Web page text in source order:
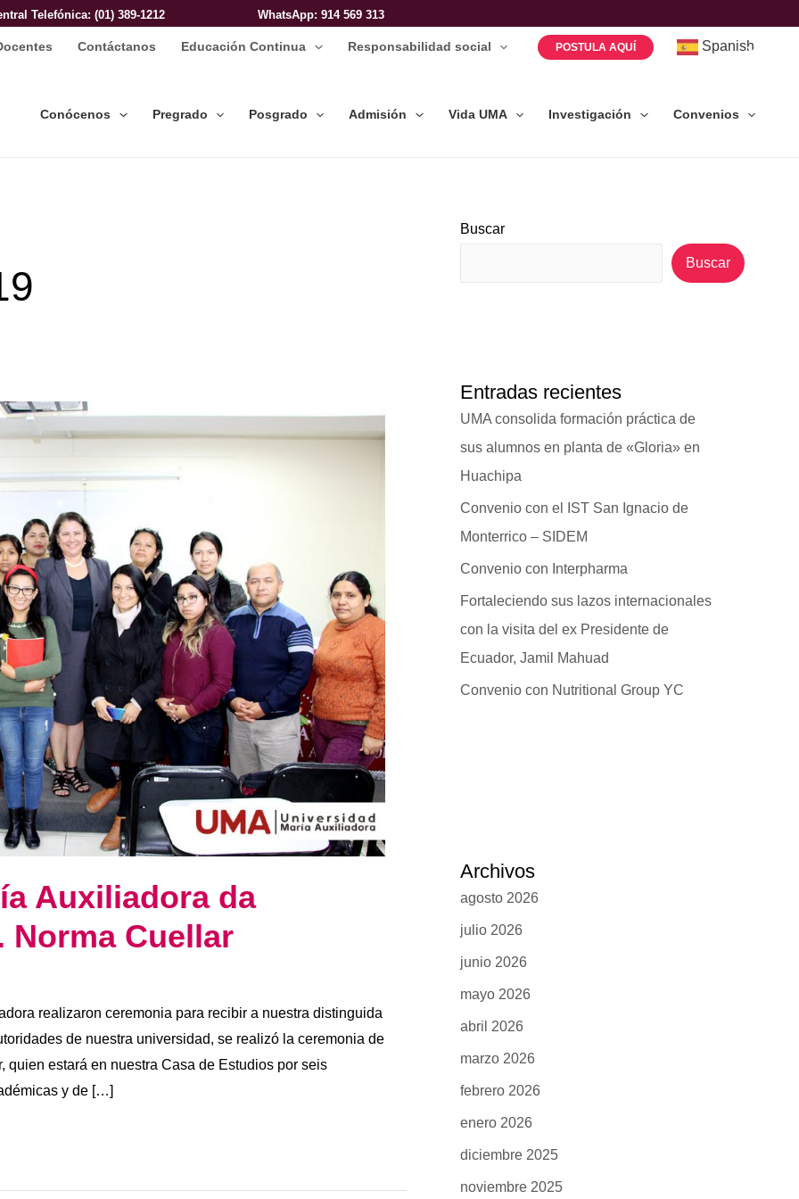
Telefónica: (01) 389-1212 WhatsApp: 914 569 313
Contáctanos Educación Continua Responsabilidad social POSTULA AQUÍ Spanish
Conócenos Pregrado Posgrado Admisión Vida UMA Investigación Convenios
Auxiliadora da
Norma Cuellar
realizaron ceremonia para recibir a nuestra distinguida
de nuestra universidad, se realizó la ceremonia de
quien estará en nuestra Casa de Estudios por seis
y de […]
Buscar
Buscar
Entradas recientes
UMA consolida formación práctica de
sus alumnos en planta de «Gloria» en
Huachipa
Convenio con el IST San Ignacio de
Monterrico – SIDEM
Convenio con Interpharma
Fortaleciendo sus lazos internacionales
con la visita del ex Presidente de
Ecuador, Jamil Mahuad
Convenio con Nutritional Group YC
Archivos
agosto 2026
julio 2026
junio 2026
mayo 2026
abril 2026
marzo 2026
febrero 2026
enero 2026
diciembre 2025
noviembre 2025